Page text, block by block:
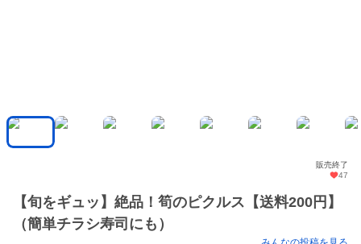
販売終了
47
【旬をギュッ】絶品！筍のピクルス【送料200円】
（簡単チラシ寿司にも）